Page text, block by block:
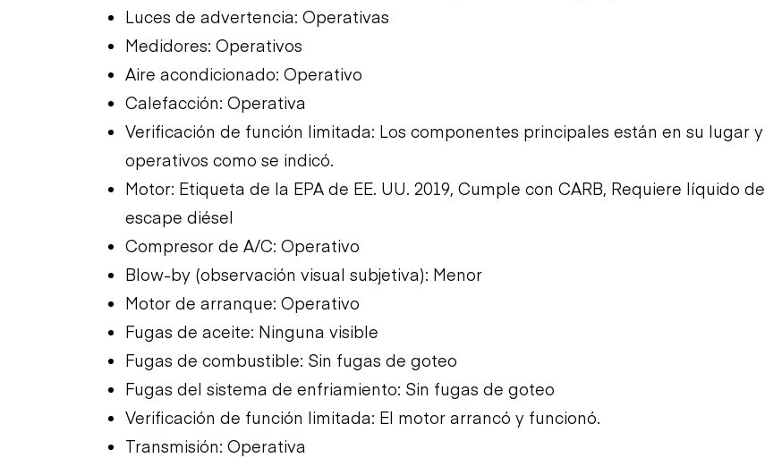
Luces de advertencia: Operativas
Medidores: Operativos
Aire acondicionado: Operativo
Calefacción: Operativa
Verificación de función limitada: Los componentes principales están en su lugar y
operativos como se indicó.
Motor: Etiqueta de la EPA de EE. UU. 2019, Cumple con CARB, Requiere líquido de
escape diésel
Compresor de A/C: Operativo
Blow-by (observación visual subjetiva): Menor
Motor de arranque: Operativo
Fugas de aceite: Ninguna visible
Fugas de combustible: Sin fugas de goteo
Fugas del sistema de enfriamiento: Sin fugas de goteo
Verificación de función limitada: El motor arrancó y funcionó.
Transmisión: Operativa